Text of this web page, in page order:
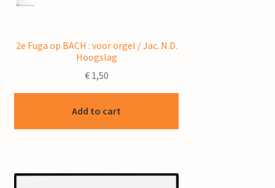
2e Fuga op BACH : voor orgel / Jac. N.D.
Hoogslag
€1,50
Add to cart